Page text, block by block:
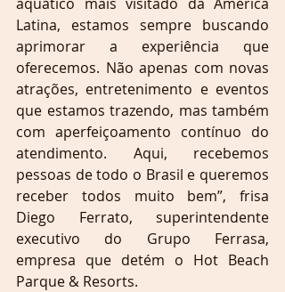
Latina, estamos sempre buscando
aprimorar a experiência que
oferecemos. Não apenas com novas
atrações, entretenimento e eventos
que estamos trazendo, mas também
com aperfeiçoamento contínuo do
atendimento. Aqui, recebemos
pessoas de todo o Brasil e queremos
receber todos muito bem”, frisa
Diego Ferrato, superintendente
executivo do Grupo Ferrasa,
empresa que detém o Hot Beach
Parque & Resorts.